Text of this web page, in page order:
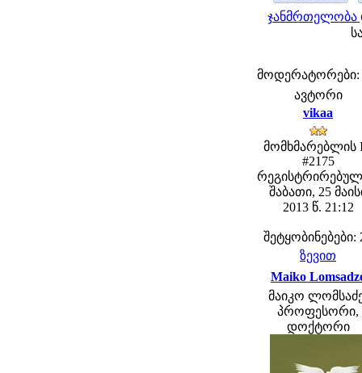
ჯანმრთელობა
მოდერატორები:
ავტორი
vikaa
მომხმარებლის
#2175
შაბათი, 25
2013 წ. 21:12
შეტყობინებები:
ზევით
Maiko
მაიკო
პროფესორი,
დოქტორი